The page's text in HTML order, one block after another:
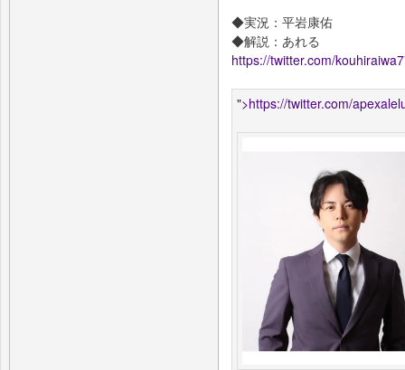
◆実況：平
◆解説：あれる
https://twitter.com/
">https://twitter.com/